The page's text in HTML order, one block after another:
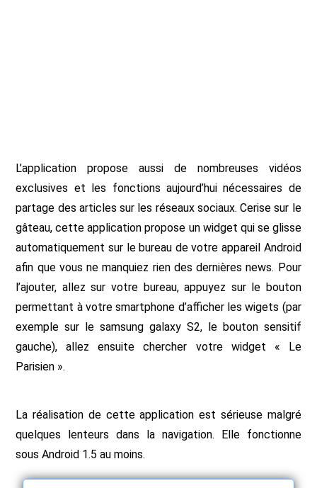
L’application propose aussi de nombreuses vidéos
exclusives et les fonctions aujourd’hui nécessaires de
partage des articles sur les réseaux sociaux. Cerise sur le
gâteau, cette application propose un widget qui se glisse
automatiquement sur le bureau de votre appareil Android
afin que vous ne manquiez rien des dernières news. Pour
l’ajouter, allez sur votre bureau, appuyez sur le bouton
permettant à votre smartphone d’afficher les wigets (par
exemple sur le samsung galaxy S2, le bouton sensitif
gauche), allez ensuite chercher votre widget « Le
Parisien ».
La réalisation de cette application est sérieuse malgré
quelques lenteurs dans la navigation. Elle fonctionne
sous Android 1.5 au moins.